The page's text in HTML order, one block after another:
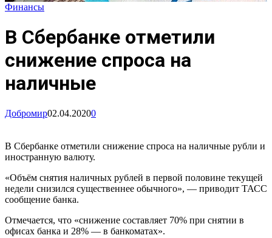
Финансы
В Сбербанке отметили
снижение спроса на
наличные
Добромир02.04.20200
В Сбербанке отметили снижение спроса на наличные рубли и
иностранную валюту.
«Объём снятия наличных рублей в первой половине текущей
недели снизился существеннее обычного», — приводит ТАСС
сообщение банка.
Отмечается, что «снижение составляет 70% при снятии в
офисах банка и 28% — в банкоматах».